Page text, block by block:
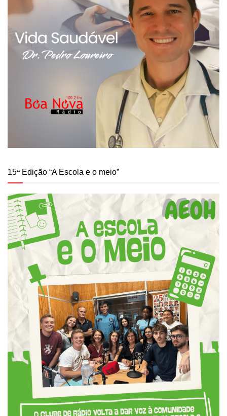
15ª Edição “A Escola e o meio”